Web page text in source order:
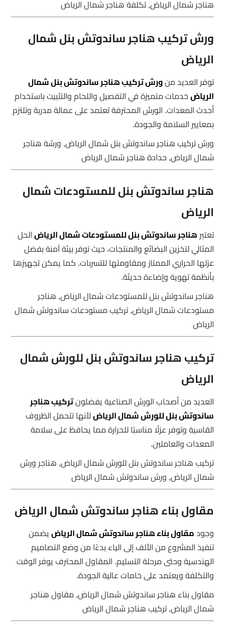
هناجر شمال الرياض, تكلفة هناجر شمال الرياض
ورش تركيب هناجر ساندوتش بنل شمال
الرياض
توفر العديد منورش تركيب هناجر ساندوتش بنل شمال
الرياضخدمات متميزة في التفصيل واللحام والتثبيت باستخدام
أحدث المعدات. الورش المحترفة تعتمد على عمالة مدربة وتلتزم
بمعايير السلامة والجودة.
ورش تركيب هناجر ساندوتش بنل شمال الرياض, ورشة هناجر
شمال الرياض, حدادة هناجر شمال الرياض
هناجر ساندوتش بنل للمستودعات شمال
الرياض
تعتبرهناجر ساندوتش بنل للمستودعات شمال الرياضالحل
المثالي لتخزين البضائع والمنتجات، حيث توفر بيئة آمنة بفضل
عزلها الحراري الممتاز ومقاومتها للتسربات. كما يمكن تجهيزها
بأنظمة تهوية وإضاءة حديثة.
هناجر ساندوتش بنل للمستودعات شمال الرياض, هناجر
مستودعات شمال الرياض, تركيب مستودعات ساندوتش شمال
الرياض
تركيب هناجر ساندوتش بنل للورش شمال
الرياض
العديد من أصحاب الورش الصناعية يفضلونتركيب هناجر
ساندوتش بنل للورش شمال الرياضلأنها تتحمل الظروف
القاسية وتوفر عزلًا مناسبًا للحرارة مما يحافظ على سلامة
المعدات والعاملين.
تركيب هناجر ساندوتش بنل للورش شمال الرياض, هناجر ورش
شمال الرياض, ورش ساندوتش شمال الرياض
مقاول بناء هناجر ساندوتش شمال الرياض
وجودمقاول بناء هناجر ساندوتش شمال الرياضيضمن
تنفيذ المشروع من الألف إلى الياء بدءًا من وضع التصاميم
الهندسية وحتى مرحلة التسليم. المقاول المحترف يوفر الوقت
والتكلفة ويعتمد على خامات عالية الجودة.
مقاول بناء هناجر ساندوتش شمال الرياض, مقاول هناجر
شمال الرياض, تركيب هناجر شمال الرياض